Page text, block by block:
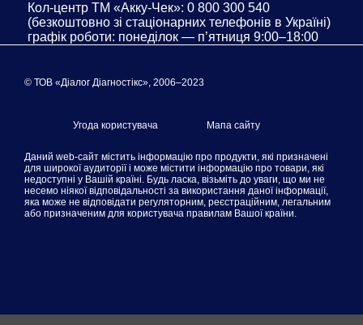
Кол-центр ТМ «Акку-Чек»: 0 800 300 540
(безкоштовно зі стаціонарних телефонів в Україні)
графік роботи: понеділок — п’ятниця 9:00–18:00
© ТОВ «Діалог Діагностікс», 2006–2023
Угода користувача Мапа сайту
Даний web-сайт містить інформацію про продукти, які призначені
для широкої аудиторії і може містити інформацію про товари, які
недоступні у Вашій країні. Будь ласка, візьміть до уваги, що ми не
несемо ніякої відповідальності за використання даної інформації,
яка може не відповідати регуляторним, реєстраційним, легальним
або призначеним для користувача правилам Вашої країни.